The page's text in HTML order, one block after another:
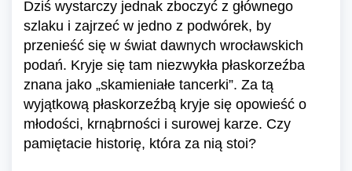
Dziś wystarczy jednak zboczyć z głównego
szlaku i zajrzeć w jedno z podwórek, by
przenieść się w świat dawnych wrocławskich
podań. Kryje się tam niezwykła płaskorzeźba
znana jako „skamieniałe tancerki”. Za tą
wyjątkową płaskorzeźbą kryje się opowieść o
młodości, krnąbrności i surowej karze. Czy
pamiętacie historię, która za nią stoi?